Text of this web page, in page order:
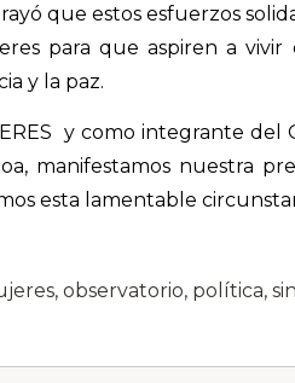
que estos esfuerzos
para que aspiren a
y la paz.
y como integrante del
manifestamos nuestra
esta lamentable
, observatorio, política,